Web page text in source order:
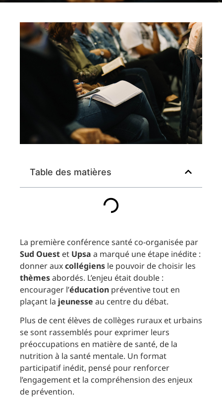
Table des matières
La première conférence santé co-organisée par
Sud Ouest et Upsa a marqué une étape inédite :
donner auxcollégiens le pouvoir de choisir les
thèmesabordés. L’enjeu était double :
encourager l’éducation préventive tout en
plaçant la jeunesse au centre du débat.
Plus de cent élèves de collèges ruraux et urbains
se sont rassemblés pour exprimer leurs
préoccupations en matière de santé, de la
nutrition à la santé mentale. Un format
participatif inédit, pensé pour renforcer
l’engagement et la compréhension des enjeux
de prévention.